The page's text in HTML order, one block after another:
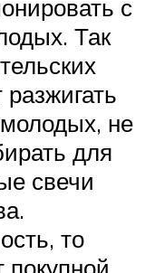
с
Так
не
для
свечи
то